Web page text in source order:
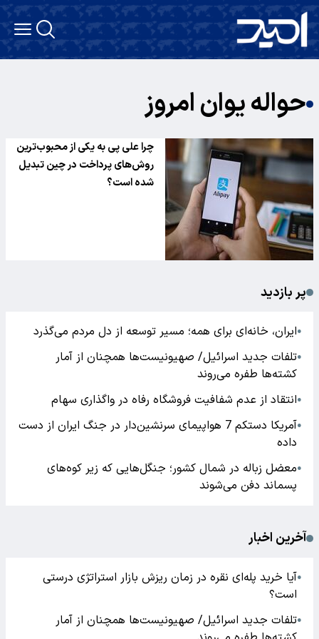
حواله یوان امروز
چرا علی‌ پی به یکی از محبوب‌ترین
روش‌های پرداخت در چین تبدیل
شده است؟
پر بازدید
●ایران، خانه‌ای برای همه؛ مسیر توسعه از دل مردم می‌گذرد
●تلفات جدید اسرائیل/ صهیونیست‌ها همچنان از آمار
کشته‌ها طفره می‌روند
●انتقاد از عدم شفافیت فروشگاه رفاه در واگذاری سهام
●
آمریکا دستکم 7 هواپیمای سرنشین‌دار در جنگ ایران از دست
داده
●معضل زباله در شمال کشور؛ جنگل‌هایی که زیر کوه‌های
پسماند دفن می‌شوند
آخرین اخبار
●آیا خرید پله‌ای نقره در زمان ریزش بازار استراتژی درستی
است؟
●تلفات جدید اسرائیل/ صهیونیست‌ها همچنان از آمار